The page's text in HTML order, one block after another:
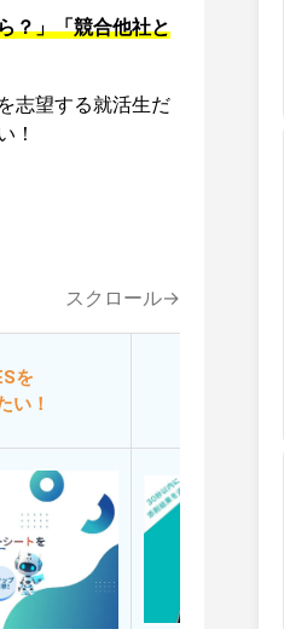
？」「競合他社と
志望する就活生だ
！
スクロール→
を
い！
添削